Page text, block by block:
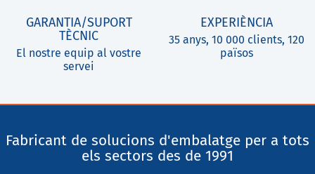
GARANTIA/SUPORT
TÈCNIC
El nostre equip al vostre
servei
EXPERIÈNCIA
35 anys, 10 000 clients, 120
països
Fabricant de solucions d'embalatge per a tots
els sectors des de 1991